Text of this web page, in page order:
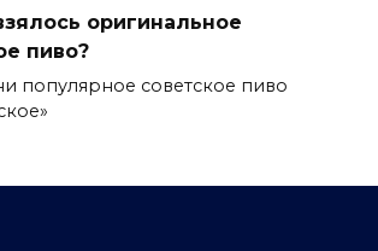
оригинальное
пиво?
популярное советское пиво